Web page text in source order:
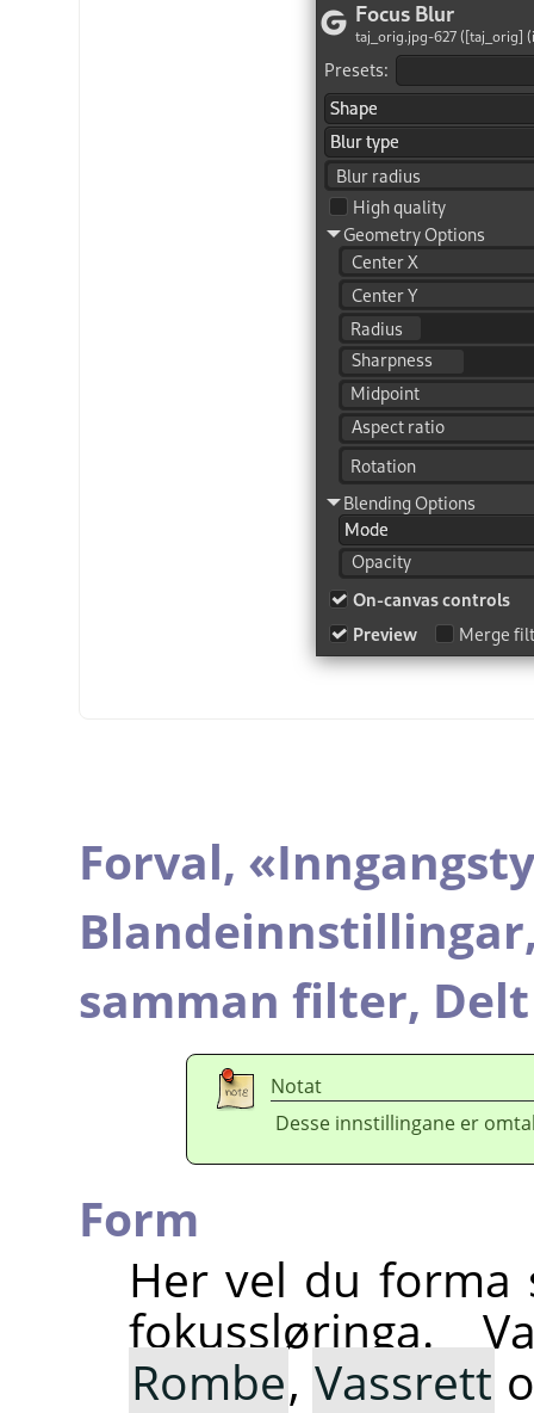
Forval, «
samman filter,
Notat
Desse innstillingane er
Form
Her vel du
fokussløringa.
Rombe, Vassrett